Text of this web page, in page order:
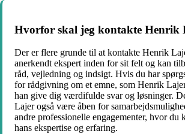
Hvorfor skal jeg kontakte Henrik
Der er flere grunde til at kontakte Henrik
anerkendt ekspert inden for sit felt og kan
råd, vejledning og indsigt. Hvis du har
for rådgivning om et emne, som Henrik
han give dig værdifulde svar og løsninger.
Lajer også være åben for
andre professionelle engagementer, hvor du
hans ekspertise og erfaring.